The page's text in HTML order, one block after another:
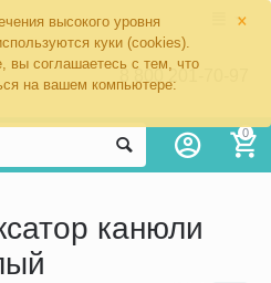
×
высокого уровня
куки (cookies).
вы соглашаетесь с тем, что
на вашем компьютере:8 800 201-70-97
0
канюли